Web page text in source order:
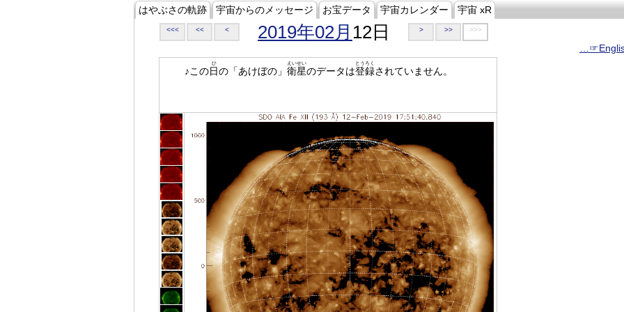
はやぶさの軌跡 宇宙からのメッセージ お宝データ 宇宙カレンダー 宇宙 xR
<<< << < 2019年02月 12日 > >> >>>
♪この日
ひ
の「あけぼの」 衛星
えいせい
のデータは登録
とうろく
されていません。